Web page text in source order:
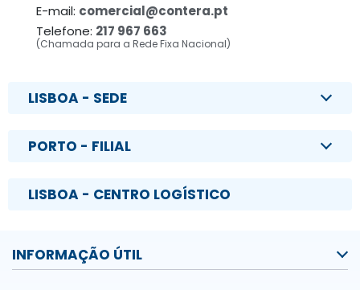
E-mail: comercial@contera.pt
Telefone: 217 967 663
(Chamada para a Rede Fixa Nacional)
LISBOA - SEDE
PORTO - FILIAL
LISBOA - CENTRO LOGÍSTICO
INFORMAÇÃO ÚTIL